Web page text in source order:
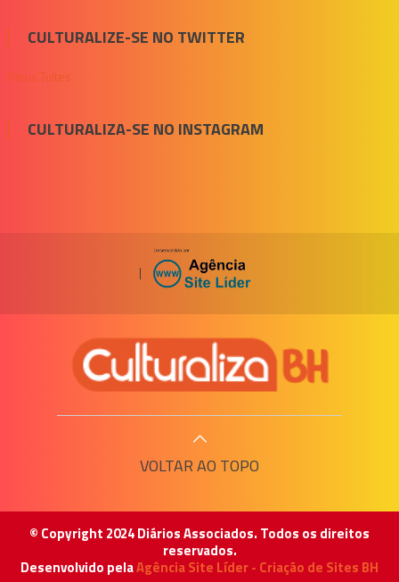
CULTURALIZE-SE NO TWITTER
Meus Tuítes
CULTURALIZA-SE NO INSTAGRAM
|
VOLTAR AO TOPO
© Copyright 2024 Diários Associados. Todos os direitos
reservados.
Desenvolvido pelaAgência Site Líder - Criação de Sites BH